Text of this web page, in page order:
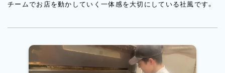
チームでお店を動かしていく一体感を大切にしている社風です。